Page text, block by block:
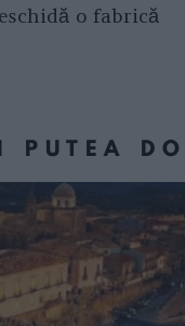
o fabrică
PUTEA